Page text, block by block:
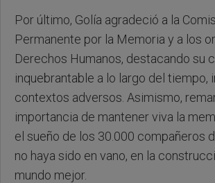
Por último, Golía agradeció a la
Permanente por la Memoria y a los
Derechos Humanos, destacando su
inquebrantable a lo largo del tiempo,
contextos adversos. Asimismo,
importancia de mantener viva la
el sueño de los 30.000 compañeros
no haya sido en vano, en la
mundo mejor.